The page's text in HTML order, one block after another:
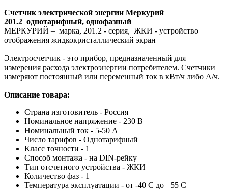
Счетчик электрической энергии Меркурий
201.2 однотарифный, однофазный
МЕРКУРИЙ – марка, 201.2 - серия, ЖКИ - устройство
отображения жидкокристаллический экран
Электросчетчик - это прибор, предназначенный для
измерения расхода электроэнергии потребителем. Счетчики
измеряют постоянный или переменный ток в кВт/ч либо А/ч.
Описание товара:
Страна изготовитель - Россия
Номинальное напряжение - 230 В
Номинальный ток - 5-50 А
Число тарифов - Однотарифный
Класс точности - 1
Способ монтажа - на DIN-рейку
Тип отсчетного устройства - ЖКИ
Количество фаз - 1
Температура эксплуатации - от -40 С до +55 С